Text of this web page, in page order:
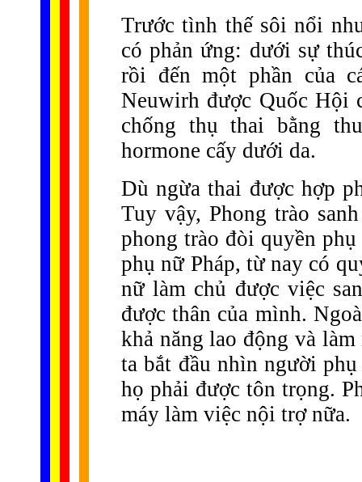
Trước tình thế sôi nổi
có phản ứng: dưới sự
rồi đến một phần của
Neuwirh được Quốc Hội
chống thụ thai bằng
hormone cấy dưới da.
Dù ngừa thai được hợp
Tuy vậy, Phong trào
phong trào đòi quyền
phụ nữ Pháp, từ nay có
nữ làm chủ được việc
được thân của mình.
khả năng lao động và
ta bắt đầu nhìn người
họ phải được tôn trọng.
máy làm việc nội trợ nữa.